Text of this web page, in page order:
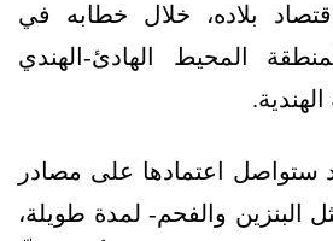
بلاده، خلال خطابه في
المحيط الهادئ-الهندي
ستواصل اعتمادها على مصادر
البنزين والفحم- لمدة طويلة،